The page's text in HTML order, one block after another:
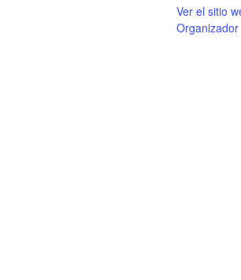
Ver el sitio
Organizador